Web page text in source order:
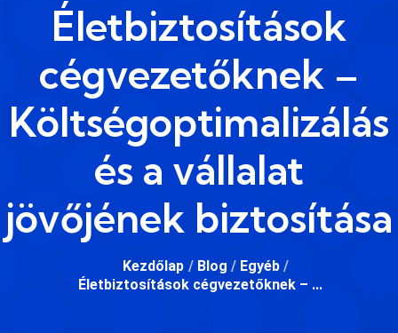
Életbiztosítások
cégvezetőknek –
Költségoptimalizálás
és a vállalat
jövőjének biztosítása
Kezdőlap / Blog / Egyéb /
Életbiztosítások cégvezetőknek – ...